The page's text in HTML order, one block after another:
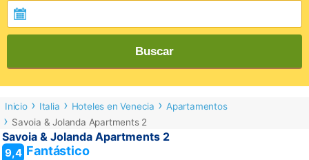
Buscar
Inicio Italia Hoteles en Venecia
Apartamentos
Savoia & Jolanda Apartments 2
Savoia & Jolanda Apartments 2
9,4 Fantástico